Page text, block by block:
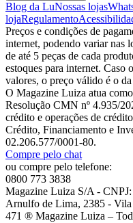
Blog da LuNossas lojas
lojaRegulamento
Preços e condições de
internet, podendo variar nas
de até 5 peças de cada
estoques para internet. Caso
valores, o preço válido é o
O Magazine Luiza atua
Resolução CMN nº 4.935/
crédito e operações de
Crédito, Financiamento e
02.206.577/0001-80.
Compre pelo chat
ou compre pelo telefone:
0800 773 3838
Magazine Luiza S/A -
Arnulfo de Lima, 2385 - Vila
471 ® Magazine Luiza –